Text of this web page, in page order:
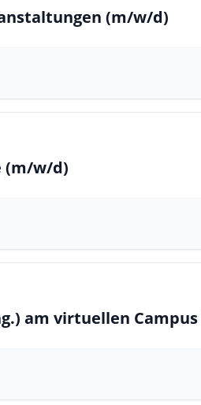
(m/w/d)
(m/w/d)
am virtuellen Campus